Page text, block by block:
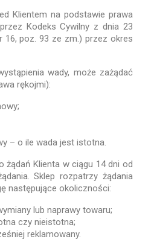
Klientem na podstawie prawa
Kodeks Cywilny z dnia 23
16, poz. 93 ze zm.) przez okres
wady, może zażądać
rękojmi):
– o ile wada jest istotna.
żądań Klienta w ciągu 14 dni od
Sklep rozpatrzy żądania
następujące okoliczności:
lub naprawy towaru;
czy nieistotna;
reklamowany.